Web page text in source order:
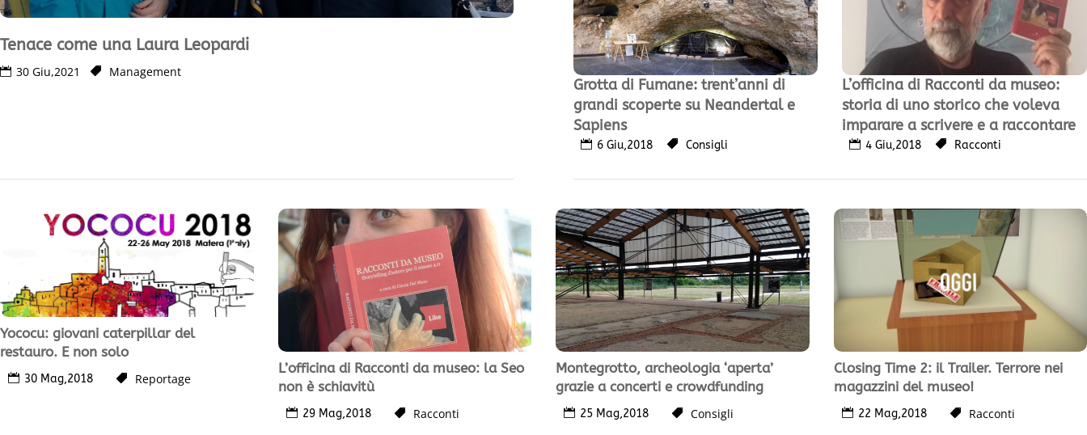
Tenace come una Laura Leopardi
30 Giu,2021 Management
Grotta di Fumane: trent’anni di
grandi scoperte su Neandertal e
Sapiens
6 Giu,2018 Consigli
L’officina di Racconti da museo:
storia di uno storico che voleva
imparare a scrivere e a raccontare
4 Giu,2018 Racconti
Yococu: giovani caterpillar del
restauro. E non solo
30 Mag,2018 Reportage
L’officina di Racconti da museo: la Seo
non è schiavitù
29 Mag,2018 Racconti
Montegrotto, archeologia ‘aperta’
grazie a concerti e crowdfunding
25 Mag,2018 Consigli
Closing Time 2: il Trailer. Terrore nei
magazzini del museo!
22 Mag,2018 Racconti